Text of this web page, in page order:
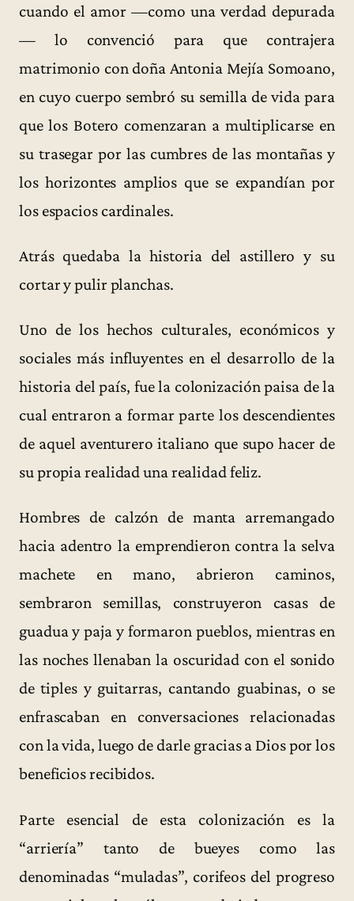
cuando el amor —como una verdad depurada
— lo convenció para que contrajera
matrimonio con doña Antonia Mejía Somoano,
en cuyo cuerpo sembró su semilla de vida para
que los Botero comenzaran a multiplicarse en
su trasegar por las cumbres de las montañas y
los horizontes amplios que se expandían por
los espacios cardinales.
Atrás quedaba la historia del astillero y su
cortar y pulir planchas.
Uno de los hechos culturales, económicos y
sociales más influyentes en el desarrollo de la
historia del país, fue la colonización paisa de la
cual entraron a formar parte los descendientes
de aquel aventurero italiano que supo hacer de
su propia realidad una realidad feliz.
Hombres de calzón de manta arremangado
hacia adentro la emprendieron contra la selva
machete en mano, abrieron caminos,
sembraron semillas, construyeron casas de
guadua y paja y formaron pueblos, mientras en
las noches llenaban la oscuridad con el sonido
de tiples y guitarras, cantando guabinas, o se
enfrascaban en conversaciones relacionadas
con la vida, luego de darle gracias a Dios por los
beneficios recibidos.
Parte esencial de esta colonización es la
“arriería” tanto de bueyes como las
denominadas “muladas”, corifeos del progreso